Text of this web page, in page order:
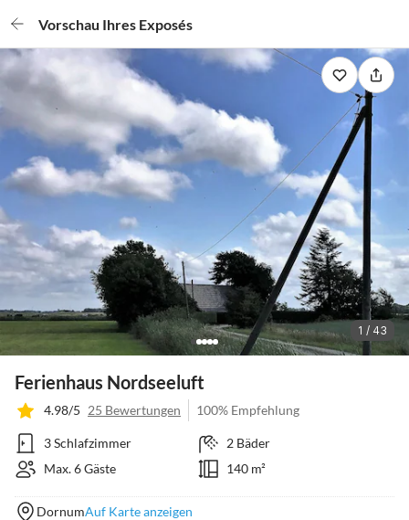
Vorschau Ihres Exposés
1 / 43
Ferienhaus Nordseeluft
4.98/5 25 Bewertungen 100% Empfehlung
3 Schlafzimmer
2 Bäder
Max. 6 Gäste
140 m²
DornumAuf Karte anzeigen